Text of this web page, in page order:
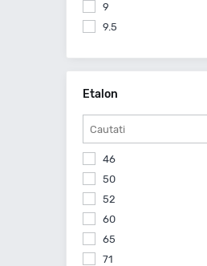
9
9.5
Etalon
46
50
52
60
65
71